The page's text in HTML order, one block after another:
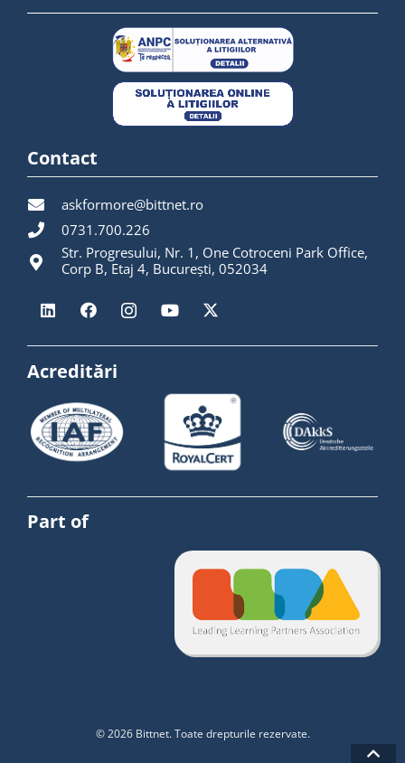
Contact
askformore@bittnet.ro
0731.700.226
Str. Progresului, Nr. 1, One Cotroceni Park Office,
Corp B, Etaj 4, București, 052034
Acreditări
Part of
© 2026 Bittnet. Toate drepturile rezervate.